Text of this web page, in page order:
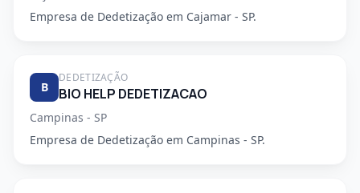
Empresa de Dedetização em Cajamar - SP.
B
DEDETIZAÇÃO
BIO HELP DEDETIZACAO
Campinas - SP
Empresa de Dedetização em Campinas - SP.